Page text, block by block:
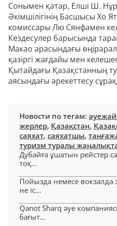
Сонымен қатар, Елші Ш.
Әкімшілігінің Басшысы Хо
комиссары Лю Сянфамен
Кездесулер барысында
Макао арасындағы
қазіргі жағдайы мен
Қытайдағы Қазақстанның
аясындағы әрекеттесу
Новости по тегам: әуежай
жерлер, Қазақстан,
саяхат, саяхатшы,
туризм туралы
Дубайға ұшатын рейстер
тоқ...
Пойызда немесе
не іс...
Qanot Sharq әуе
бағыт...